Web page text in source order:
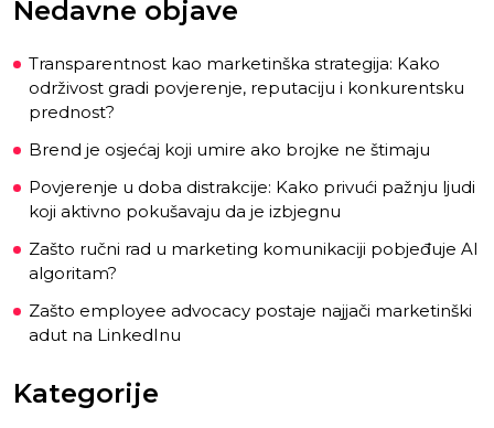
Nedavne objave
Transparentnost kao marketinška strategija: Kako
održivost gradi povjerenje, reputaciju i konkurentsku
prednost?
Brend je osjećaj koji umire ako brojke ne štimaju
Povjerenje u doba distrakcije: Kako privući pažnju ljudi
koji aktivno pokušavaju da je izbjegnu
Zašto ručni rad u marketing komunikaciji pobjeđuje AI
algoritam?
Zašto employee advocacy postaje najjači marketinški
adut na LinkedInu
Kategorije